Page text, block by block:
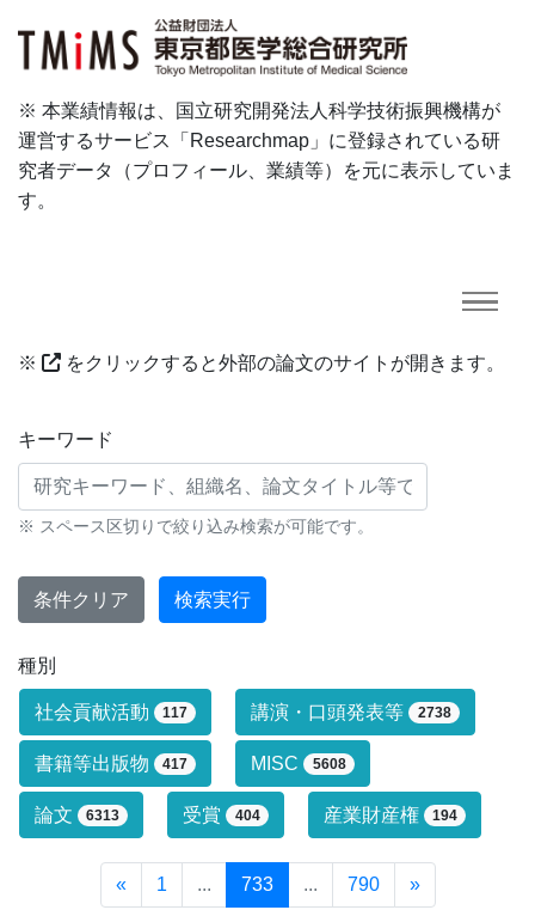
※ 本業績情報は、国立研究開発法人科学技術振興機構が
運営するサービス「Researchmap」に登録されている研
究者データ（プロフィール、業績等）を元に表示していま
す。
※ をクリックすると外部の論文のサイトが開きます。
研究業績に対する検索条件
キーワード
※ スペース区切りで絞り込み検索が可能です。
条件クリア 検索実行
種別
研究業績タイプによる絞り込み条件で
社会貢献活動 117 講演・口頭発表等 2738
書籍等出版物 417 MISC 5608
論文 6313 受賞 404 産業財産権 194
« 1 ... 733 ... 790
»